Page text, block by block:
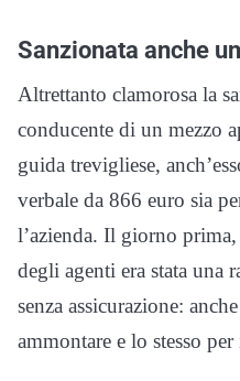
Sanzionata anche
Altrettanto clamorosa la
conducente di un mezzo
guida trevigliese,
verbale da 866 euro sia
l’azienda. Il giorno
degli agenti era stata una
senza assicurazione:
ammontare e lo stesso